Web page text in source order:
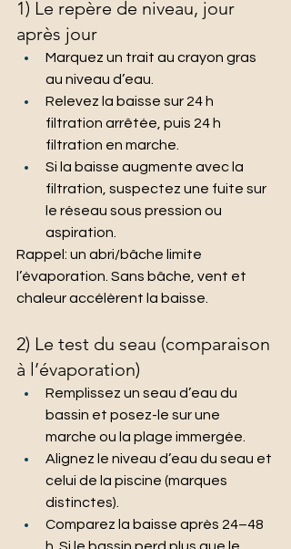
1) Le repère de niveau, jour
après jour
Marquez un trait au crayon gras
au niveau d’eau.
Relevez la baisse sur 24 h
filtration arrêtée, puis 24 h
filtration en marche.
Si la baisse augmente avec la
filtration, suspectez une fuite sur
le réseau sous pression ou
aspiration.
Rappel: un abri/bâche limite
l’évaporation. Sans bâche, vent et
chaleur accélèrent la baisse.
2) Le test du seau (comparaison
à l’évaporation)
Remplissez un seau d’eau du
bassin et posez-le sur une
marche ou la plage immergée.
Alignez le niveau d’eau du seau et
celui de la piscine (marques
distinctes).
Comparez la baisse après 24–48